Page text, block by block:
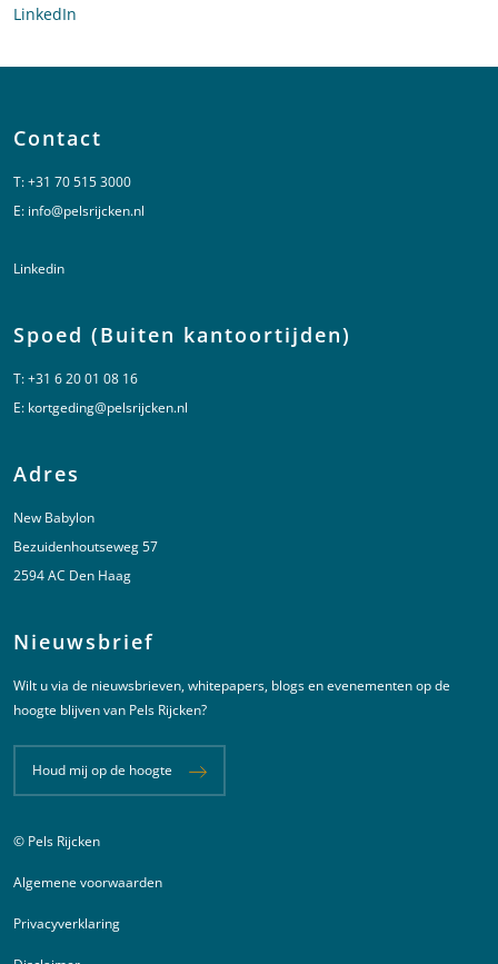
LinkedIn
Contact
T:+31 70 515 3000
E: info@pelsrijcken.nl
Linkedin
Spoed (Buiten kantoortijden)
T:+31 6 20 01 08 16
E: kortgeding@pelsrijcken.nl
Adres
New Babylon
Bezuidenhoutseweg 57
2594 AC Den Haag
Nieuwsbrief
Wilt u via de nieuwsbrieven, whitepapers, blogs en evenementen op de
hoogte blijven van Pels Rijcken?
Houd mij op de hoogte
Juridische informatie
© Pels Rijcken
Algemene voorwaarden
Privacyverklaring